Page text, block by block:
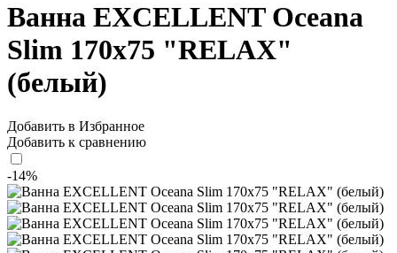
Ванна EXCELLENT Oceana
Slim 170x75 "RELAX"
(белый)
Добавить в Избранное
Добавить к сравнению
-14%